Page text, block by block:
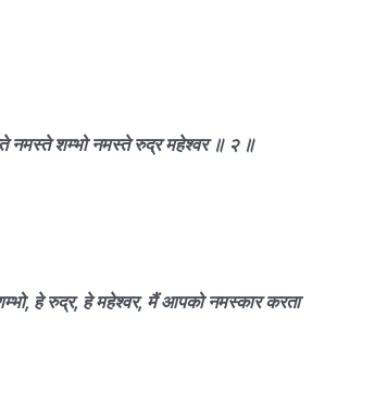
नमस्ते शम्भो नमस्ते रुद्र महेश्वर ॥ २ ॥
हे रुद्र, हे महेश्वर, मैं आपको नमस्कार करता